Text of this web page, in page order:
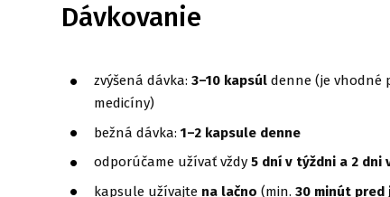
Dávkovanie
zvýšená dávka: 3–10 kapsúl denne (je vhodné
medicíny)
bežná dávka: 1–2 kapsule denne
odporúčame užívať vždy 5 dní v týždni a 2 dni
kapsule užívajte na lačno (min. 30 minút